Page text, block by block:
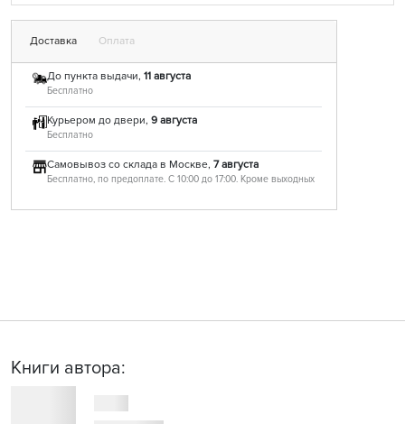
Доставка Оплата
До пункта выдачи, 11 августа
Бесплатно
Курьером до двери, 9 августа
Бесплатно
Самовывоз со склада в Москве, 7 августа
Бесплатно, по предоплате. С 10:00 до 17:00. Кроме выходных
Книги автора: